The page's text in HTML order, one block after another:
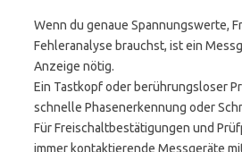
Wenn du genaue Spannungswerte,
Fehleranalyse brauchst, ist ein
Anzeige nötig.
Ein Tastkopf oder berührungsloser
schnelle Phasenerkennung oder
Für Freischaltbestätigungen und
immer kontaktierende Messgeräte